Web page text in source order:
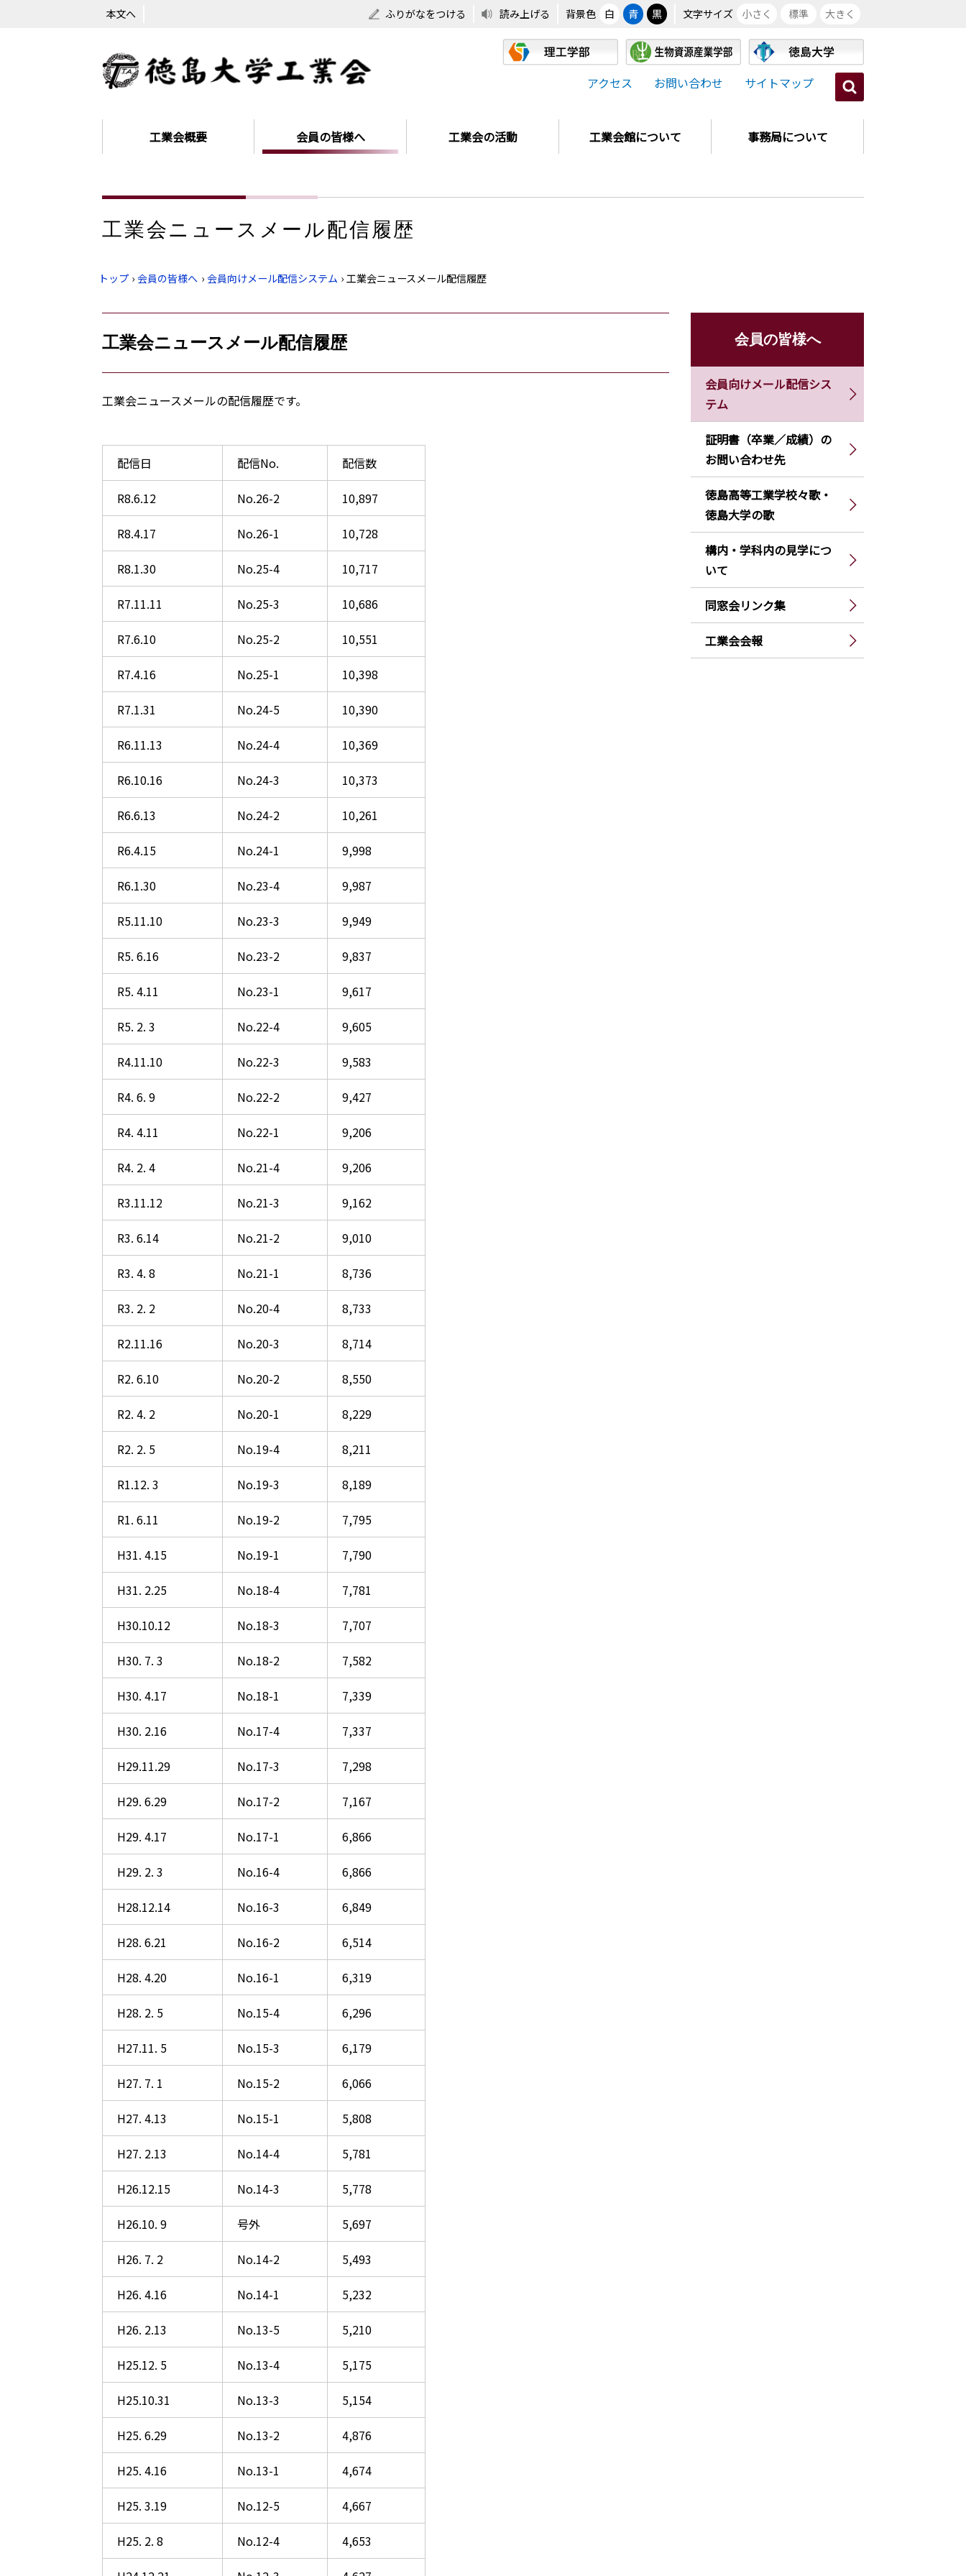
本文へ ふりがなをつける 読み上げる 背景色 白 青 黒 文字サイズ 小さく 標準 大きく
アクセス お問い合わせ サイトマップ
工業会概要 会員の皆様へ 工業会の活動 工業会館について 事務局について
工業会ニュースメール配信履歴
トップ › 会員の皆様へ › 会員向けメール配信システム › 工業会ニュースメール配信履歴
工業会ニュースメール配信履歴
工業会ニュースメールの配信履歴です。
配信日 配信No. 配信数
R8.6.12 No.26-2 10,897
R8.4.17 No.26-1 10,728
R8.1.30 No.25-4 10,717
R7.11.11 No.25-3 10,686
R7.6.10 No.25-2 10,551
R7.4.16 No.25-1 10,398
R7.1.31 No.24-5 10,390
R6.11.13 No.24-4 10,369
R6.10.16 No.24-3 10,373
R6.6.13 No.24-2 10,261
R6.4.15 No.24-1 9,998
R6.1.30 No.23-4 9,987
R5.11.10 No.23-3 9,949
R5. 6.16 No.23-2 9,837
R5. 4.11 No.23-1 9,617
R5. 2. 3 No.22-4 9,605
R4.11.10 No.22-3 9,583
R4. 6. 9 No.22-2 9,427
R4. 4.11 No.22-1 9,206
R4. 2. 4 No.21-4 9,206
R3.11.12 No.21-3 9,162
R3. 6.14 No.21-2 9,010
R3. 4. 8 No.21-1 8,736
R3. 2. 2 No.20-4 8,733
R2.11.16 No.20-3 8,714
R2. 6.10 No.20-2 8,550
R2. 4. 2 No.20-1 8,229
R2. 2. 5 No.19-4 8,211
R1.12. 3 No.19-3 8,189
R1. 6.11 No.19-2 7,795
H31. 4.15 No.19-1 7,790
H31. 2.25 No.18-4 7,781
H30.10.12 No.18-3 7,707
H30. 7. 3 No.18-2 7,582
H30. 4.17 No.18-1 7,339
H30. 2.16 No.17-4 7,337
H29.11.29 No.17-3 7,298
H29. 6.29 No.17-2 7,167
H29. 4.17 No.17-1 6,866
H29. 2. 3 No.16-4 6,866
H28.12.14 No.16-3 6,849
H28. 6.21 No.16-2 6,514
H28. 4.20 No.16-1 6,319
H28. 2. 5 No.15-4 6,296
H27.11. 5 No.15-3 6,179
H27. 7. 1 No.15-2 6,066
H27. 4.13 No.15-1 5,808
H27. 2.13 No.14-4 5,781
H26.12.15 No.14-3 5,778
H26.10. 9 号外 5,697
H26. 7. 2 No.14-2 5,493
H26. 4.16 No.14-1 5,232
H26. 2.13 No.13-5 5,210
H25.12. 5 No.13-4 5,175
H25.10.31 No.13-3 5,154
H25. 6.29 No.13-2 4,876
H25. 4.16 No.13-1 4,674
H25. 3.19 No.12-5 4,667
H25. 2. 8 No.12-4 4,653
会員の皆様へ
会員向けメール配信シス
テム
証明書（卒業／成績）の
お問い合わせ先
徳島高等工業学校々歌・
徳島大学の歌
構内・学科内の見学につ
いて
同窓会リンク集
工業会会報